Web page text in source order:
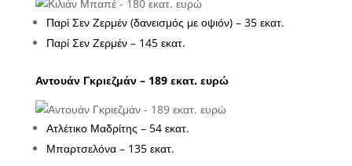
Παρί Σεν Ζερμέν (δανεισμός με οψιόν) – 35 εκατ.
Παρί Σεν Ζερμέν – 145 εκατ.
Αντουάν Γκριεζμάν – 189 εκατ. ευρώ
Ατλέτικο Μαδρίτης – 54 εκατ.
Μπαρτσελόνα – 135 εκατ.